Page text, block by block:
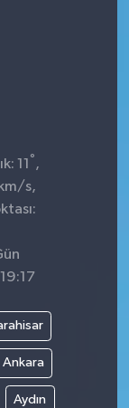
11 ° ,
s,
Ankara
Aydın